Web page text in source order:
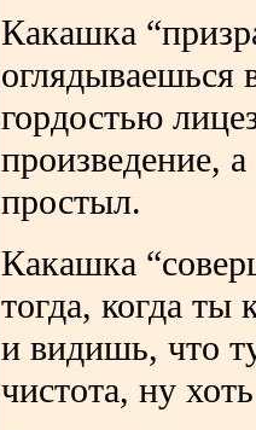
Какашка
оглядываешься
гордостью
произведение,
простыл.
Какашка
тогда, когда ты
и видишь, что
чистота, ну